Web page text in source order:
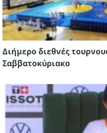
Διήμερο διεθνές
Σαββατοκύριακο